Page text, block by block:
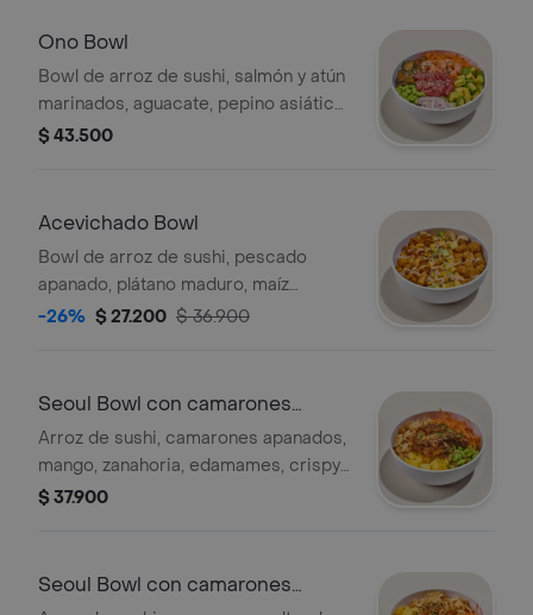
Ono Bowl
Bowl de arroz de sushi, salmón y atún
marinados, aguacate, pepino asiático,
zanahoria, edamames, cebolla
$ 43.500
Acevichado Bowl
Bowl de arroz de sushi, pescado
apanado, plátano maduro, maíz
tostado, ensalada de mango,
-26% $ 27.200 $ 36.900
Seoul Bowl con camarones
apanados
Arroz de sushi, camarones apanados,
mango, zanahoria, edamames, crispy
wontons, furikake, salsa Korean BBQ.
$ 37.900
Seoul Bowl con camarones